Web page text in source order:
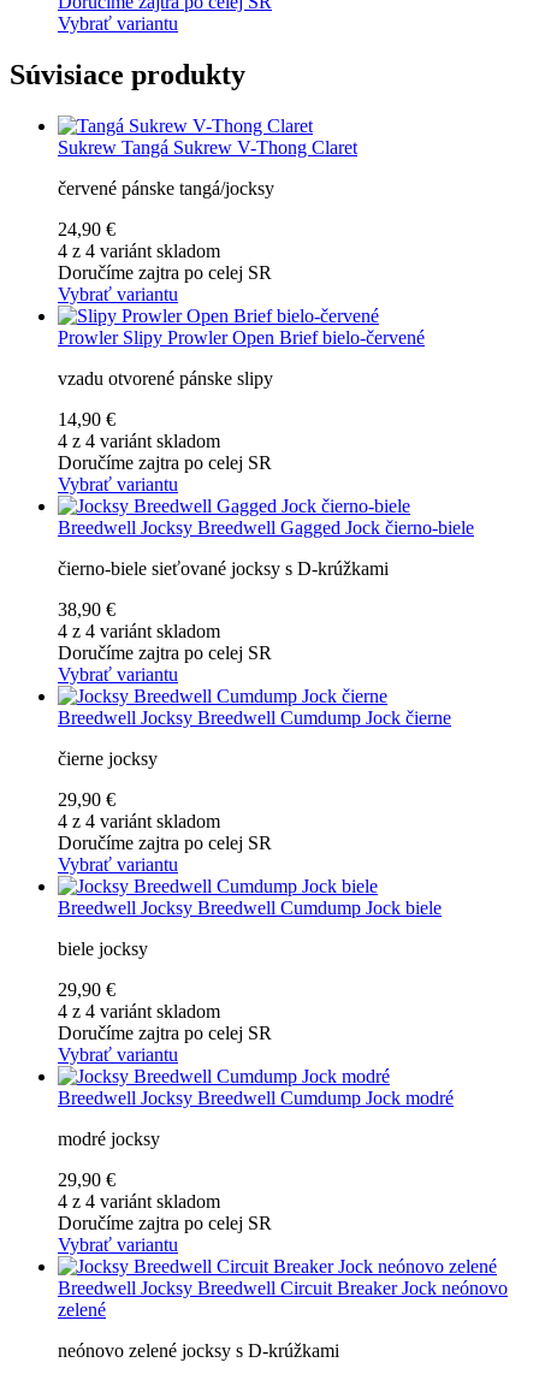
Vybrať variantu
Súvisiace produkty
Sukrew Tangá Sukrew V-Thong Claret
červené pánske tangá/jocksy
24,90 €
4 z 4 variánt skladom
Doručíme zajtra po celej SR
Vybrať variantu
Prowler Slipy Prowler Open Brief bielo-červené
vzadu otvorené pánske slipy
14,90 €
4 z 4 variánt skladom
Doručíme zajtra po celej SR
Vybrať variantu
Breedwell Jocksy Breedwell Gagged Jock čierno-biele
čierno-biele sieťované jocksy s D-krúžkami
38,90 €
4 z 4 variánt skladom
Doručíme zajtra po celej SR
Vybrať variantu
Breedwell Jocksy Breedwell Cumdump Jock čierne
čierne jocksy
29,90 €
4 z 4 variánt skladom
Doručíme zajtra po celej SR
Vybrať variantu
Breedwell Jocksy Breedwell Cumdump Jock biele
biele jocksy
29,90 €
4 z 4 variánt skladom
Doručíme zajtra po celej SR
Vybrať variantu
Breedwell Jocksy Breedwell Cumdump Jock modré
modré jocksy
29,90 €
4 z 4 variánt skladom
Doručíme zajtra po celej SR
Vybrať variantu
Breedwell Jocksy Breedwell Circuit Breaker Jock neónovo
zelené
neónovo zelené jocksy s D-krúžkami